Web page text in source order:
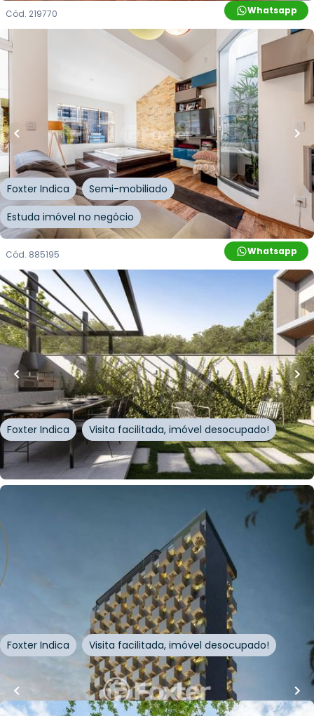
Whatsapp
Cód. 219770
R$
3quartos banheiros•4vagas
Edifício Inteiro
Rua Luiz Afonso,Cidade Baixa,Porto Alegre
Foxter Indica
Semi-mobiliado
Estuda imóvel no negócio
Whatsapp
Cód. 885195
R$927.941,00
R$790.000,00
15% OFF
91m² •1quarto•2banheiros•0vagas
Apartamento Garden • Bilbao
Rua Vasco da Gama,Bom Fim,Porto Alegre
Foxter Indica Visita facilitada, imóvel desocupado!
Whatsapp
Cód.243287
banheiro•0vagas
Rua Gonçalves Dias,Menino Deus,Porto Alegre
Foxter Indica Visita facilitada, imóvel desocupado!
Cód.